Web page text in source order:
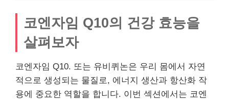
코엔자임 Q10의 건강 효능을
살펴보자
코엔자임 Q10. 또는 유비퀴논은 우리 몸에서 자연
적으로 생성되는 물질로, 에너지 생산과 항산화 작
용에 중요한 역할을 합니다. 이번 섹션에서는 코엔